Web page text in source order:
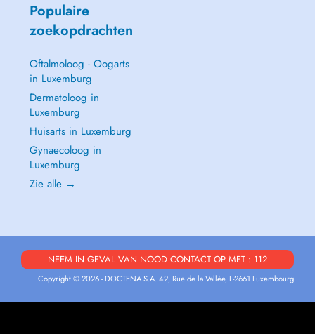
Populaire
zoekopdrachten
Oftalmoloog - Oogarts
in Luxemburg
Dermatoloog in
Luxemburg
Huisarts in Luxemburg
Gynaecoloog in
Luxemburg
Zie alle →
NEEM IN GEVAL VAN NOOD CONTACT OP MET : 112
Copyright © 2026 - DOCTENA S.A. 42, Rue de la Vallée, L-2661 Luxembourg